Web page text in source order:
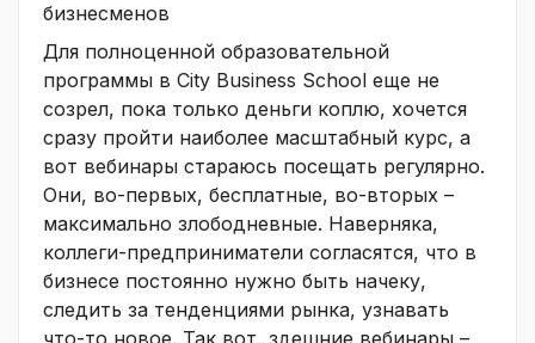
бизнесменов
Для полноценной образовательной
программы в City Business School еще не
созрел, пока только деньги коплю, хочется
сразу пройти наиболее масштабный курс, а
вот вебинары стараюсь посещать регулярно.
Они, во-первых, бесплатные, во-вторых –
максимально злободневные. Наверняка,
коллеги-предприниматели согласятся, что в
бизнесе постоянно нужно быть начеку,
следить за тенденциями рынка, узнавать